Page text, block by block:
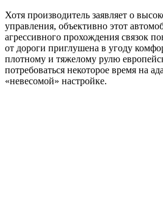
Хотя производитель заявляет о
управления, объективно этот
агрессивного прохождения связок
от дороги приглушена в угоду
плотному и тяжелому рулю
потребоваться некоторое время на
«невесомой» настройке.